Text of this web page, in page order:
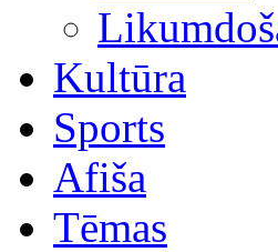
Kultūra
Sports
Afiša
Tēmas